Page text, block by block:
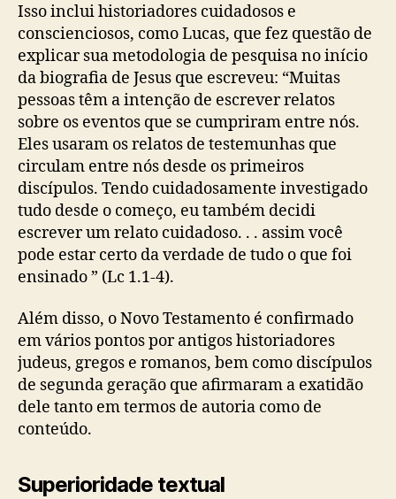
Isso inclui historiadores cuidadosos e
conscienciosos, como Lucas, que fez questão de
explicar sua metodologia de pesquisa no início
da biografia de Jesus que escreveu: “Muitas
pessoas têm a intenção de escrever relatos
sobre os eventos que se cumpriram entre nós.
Eles usaram os relatos de testemunhas que
circulam entre nós desde os primeiros
discípulos. Tendo cuidadosamente investigado
tudo desde o começo, eu também decidi
escrever um relato cuidadoso. . . assim você
pode estar certo da verdade de tudo o que foi
ensinado ” (Lc 1.1-4).
Além disso, o Novo Testamento é confirmado
em vários pontos por antigos historiadores
judeus, gregos e romanos, bem como discípulos
de segunda geração que afirmaram a exatidão
dele tanto em termos de autoria como de
conteúdo.
Superioridade textual